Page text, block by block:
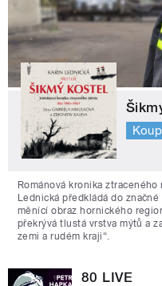
Románová kronika
Lednická předkládá do
měnící obraz hornického
překrývá tlustá vrstva mýtů a
zemi a rudém kraji“.
80 LIVE